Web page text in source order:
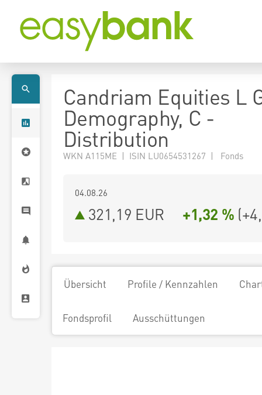
Candriam Equities L
Demography, C -
Distribution
WKN A115ME | ISIN LU0654531267 | Fonds
04.08.26
321,19 EUR +1,32 % (
Übersicht Profile / Kennzahlen
Fondsprofil Ausschüttungen